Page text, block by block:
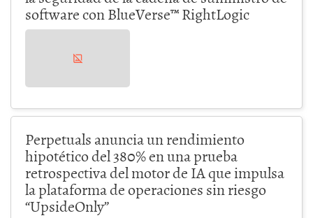
software con BlueVerse™ RightLogic
Perpetuals anuncia un rendimiento
hipotético del 380% en una prueba
retrospectiva del motor de IA que impulsa
la plataforma de operaciones sin riesgo
“UpsideOnly”